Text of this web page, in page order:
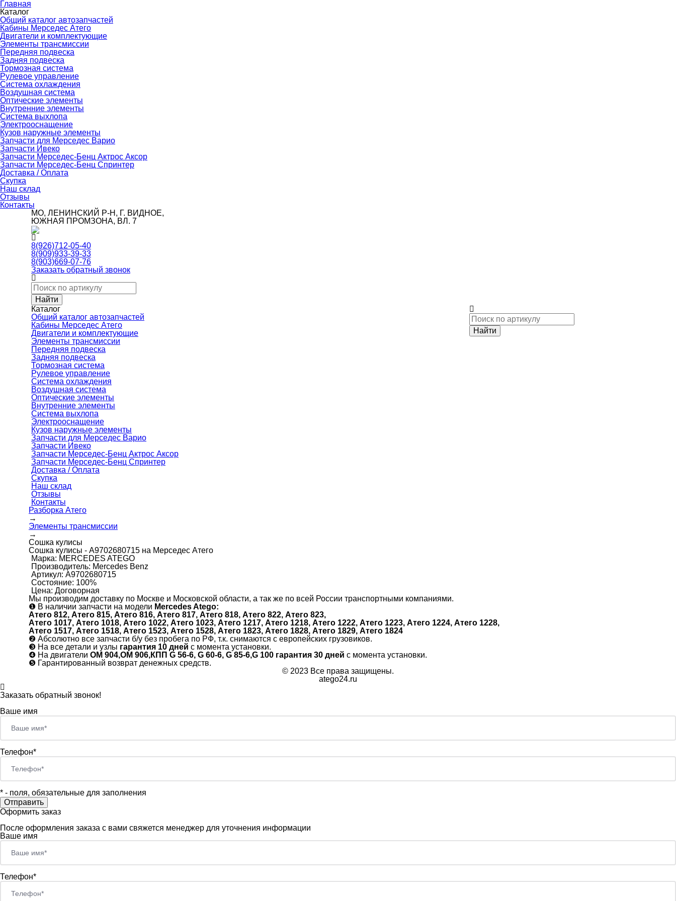
Главная
Каталог
Общий каталог автозапчастей
Кабины Мерседес Атего
Двигатели и комплектующие
Элементы трансмиссии
Передняя подвеска
Задняя подвеска
Тормозная сиcтема
Рулевое управление
Система охлаждения
Воздушная система
Оптические элементы
Внутренние элементы
Система выхлопа
Электрооснащение
Кузов наружные элементы
Запчасти для Мерседес Варио
Запчасти Ивеко
Запчасти Мерседес-Бенц Актрос Аксор
Запчасти Мерседес-Бенц Спринтер
Доставка / Оплата
Скупка
Наш склад
Отзывы
Контакты
МО, ЛЕНИНСКИЙ Р-Н, Г. ВИДНОЕ,
ЮЖНАЯ ПРОМЗОНА, ВЛ. 7
8(926)712-05-40
8(909)933-39-33
8(903)669-07-76
Заказать обратный звонок
Каталог
Общий каталог автозапчастей
Кабины Мерседес Атего
Двигатели и комплектующие
Элементы трансмиссии
Передняя подвеска
Задняя подвеска
Тормозная сиcтема
Рулевое управление
Система охлаждения
Воздушная система
Оптические элементы
Внутренние элементы
Система выхлопа
Электрооснащение
Кузов наружные элементы
Запчасти для Мерседес Варио
Запчасти Ивеко
Запчасти Мерседес-Бенц Актрос Аксор
Запчасти Мерседес-Бенц Спринтер
Доставка / Оплата
Скупка
Наш склад
Отзывы
Контакты
Разборка Атего
→
Элементы трансмиссии
→
Сошка кулисы
Сошка кулисы - А9702680715 на Мерседес Атего
Марка: MERCEDES ATEGO
Производитель: Mercedes Benz
Артикул: А9702680715
Состояние: 100%
Цена: Договорная
Мы производим доставку по Москве и Московской области, а так же по всей России транспортными компаниями.
❶ В наличии запчасти на модели Mercedes Atego:
Атего 812, Атего 815, Атего 816, Атего 817, Атего 818, Атего 822, Атего 823,
Атего 1017, Атего 1018, Атего 1022, Атего 1023, Атего 1217, Атего 1218, Атего 1222, Атего 1223, Атего 1224, Атего 1228,
Атего 1517, Атего 1518, Атего 1523, Атего 1528, Атего 1823, Атего 1828, Атего 1829, Атего 1824
❷ Абсолютно все запчасти б/у без пробега по РФ, т.к. снимаются с европейских грузовиков.
❸ На все детали и узлы гарантия 10 дней с момента установки.
❹ На двигатели ОМ 904,ОМ 906,КПП G 56-6, G 60-6, G 85-6,G 100 гарантия 30 дней с момента установки.
❺ Гарантированный возврат денежных средств.
© 2023 Все права защищены.
atego24.ru
Заказать обратный звонок!
Ваше имя
Телефон*
* - поля, обязательные для заполнения
Оформить заказ
После оформления заказа с вами свяжется менеджер для уточнения информации
Ваше имя
Телефон*